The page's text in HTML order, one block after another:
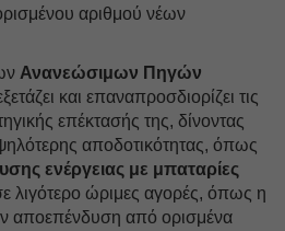
αριθμού νέων
Ανανεώσιμων Πηγών
και επαναπροσδιορίζει τις
επέκτασής της, δίνοντας
αποδοτικότητας, όπως
ενέργειας με μπαταρίες
λιγότερο ώριμες αγορές, όπως η
αποεπένδυση από ορισμένα